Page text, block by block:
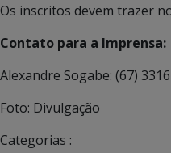
Os inscritos devem trazer
Contato para a Imprensa:
Alexandre Sogabe: (67)
Foto: Divulgação
Categorias :